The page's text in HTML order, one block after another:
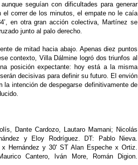
seguían con dificultades para generar
el correr de los minutos, el empate no le caía
en otra gran acción colectiva, Martínez se
junto al palo derecho.
de mitad hacia abajo. Apenas diez puntos
contexto, Villa Dálmine logró dos triunfos al
posición expectante: hoy está a la misma
decisivas para definir su futuro. El envión
intención de despegarse definitivamente de
Dante Cardozo, Lautaro Mamani; Nicolás
y Eloy Rodríguez. DT: Pablo Nieva.
Hernández y 30' ST Alan Espeche x Ortiz.
Cantero, Iván More, Román Digion.